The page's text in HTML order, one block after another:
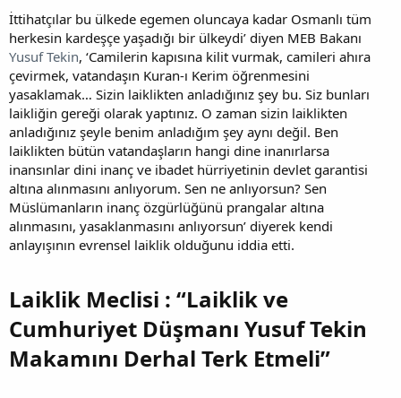
İttihatçılar bu ülkede egemen oluncaya kadar Osmanlı tüm
herkesin kardeşçe yaşadığı bir ülkeydi’ diyen MEB Bakanı
Yusuf Tekin, ‘Camilerin kapısına kilit vurmak, camileri ahıra
çevirmek, vatandaşın Kuran-ı Kerim öğrenmesini
yasaklamak… Sizin laiklikten anladığınız şey bu. Siz bunları
laikliğin gereği olarak yaptınız. O zaman sizin laiklikten
anladığınız şeyle benim anladığım şey aynı değil. Ben
laiklikten bütün vatandaşların hangi dine inanırlarsa
inansınlar dini inanç ve ibadet hürriyetinin devlet garantisi
altına alınmasını anlıyorum. Sen ne anlıyorsun? Sen
Müslümanların inanç özgürlüğünü prangalar altına
alınmasını, yasaklanmasını anlıyorsun’ diyerek kendi
anlayışının evrensel laiklik olduğunu iddia etti.
Laiklik Meclisi : “Laiklik ve
Cumhuriyet Düşmanı Yusuf Tekin
Makamını Derhal Terk Etmeli”​